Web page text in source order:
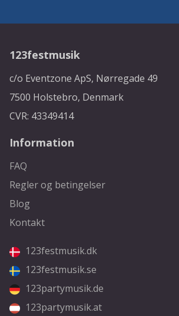
123festmusik
c/o Eventzone ApS, Nørregade 49
7500 Holstebro, Denmark
CVR: 43349414
Information
FAQ
Regler og betingelser
Blog
Kontakt
123festmusik.dk
123festmusik.se
123partymusik.de
123partymusik.at